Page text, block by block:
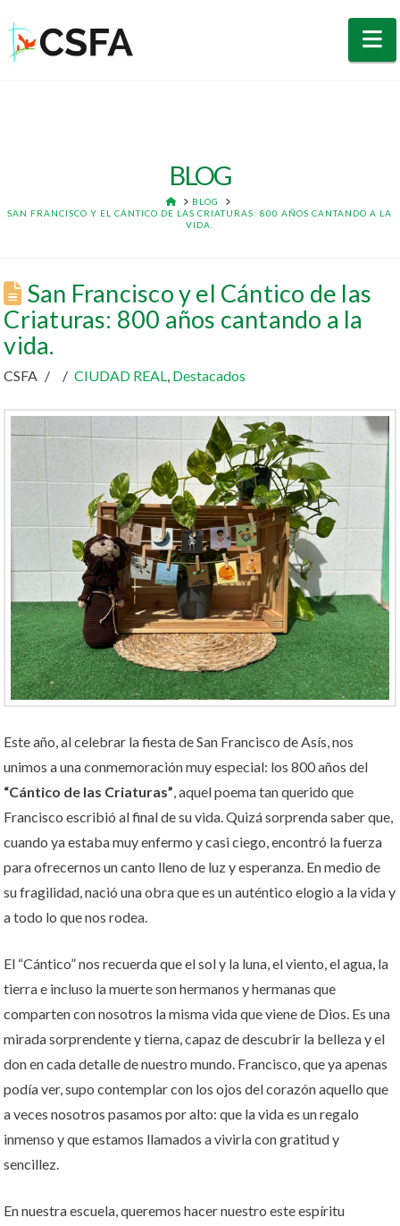
BLOG
HOME
BLOG
SAN FRANCISCO Y EL CÁNTICO DE LAS CRIATURAS: 800 AÑOS CANTANDO A LA
VIDA.
San Francisco y el Cántico de las
Criaturas: 800 años cantando a la
vida.
CSFA CIUDAD REAL, Destacados
Este año, al celebrar la fiesta de San Francisco de Asís, nos
unimos a una conmemoración muy especial: los 800 años del
“Cántico de las Criaturas”, aquel poema tan querido que
Francisco escribió al final de su vida. Quizá sorprenda saber que,
cuando ya estaba muy enfermo y casi ciego, encontró la fuerza
para ofrecernos un canto lleno de luz y esperanza. En medio de
su fragilidad, nació una obra que es un auténtico elogio a la vida y
a todo lo que nos rodea.
El “Cántico” nos recuerda que el sol y la luna, el viento, el agua, la
tierra e incluso la muerte son hermanos y hermanas que
comparten con nosotros la misma vida que viene de Dios. Es una
mirada sorprendente y tierna, capaz de descubrir la belleza y el
don en cada detalle de nuestro mundo. Francisco, que ya apenas
podía ver, supo contemplar con los ojos del corazón aquello que
a veces nosotros pasamos por alto: que la vida es un regalo
inmenso y que estamos llamados a vivirla con gratitud y
sencillez.
En nuestra escuela, queremos hacer nuestro este espíritu